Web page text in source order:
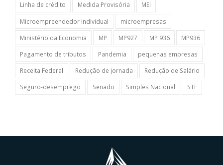
Linha de crédito
Medida Provisória
MEI
Microempreendedor Individual
microempresas
Ministério da Economia
MP MP927 MP 936
MP936
Pagamento de tributos
Pandemia
pequenas empresas
Receita Federal
Redução de jornada
Redução de Salário
Seguro-desemprego
Senado Simples Nacional STF